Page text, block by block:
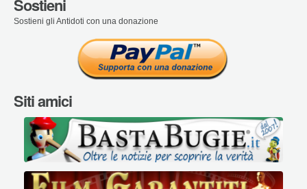
Sostieni
Sostieni gli Antidoti con una donazione
Siti amici